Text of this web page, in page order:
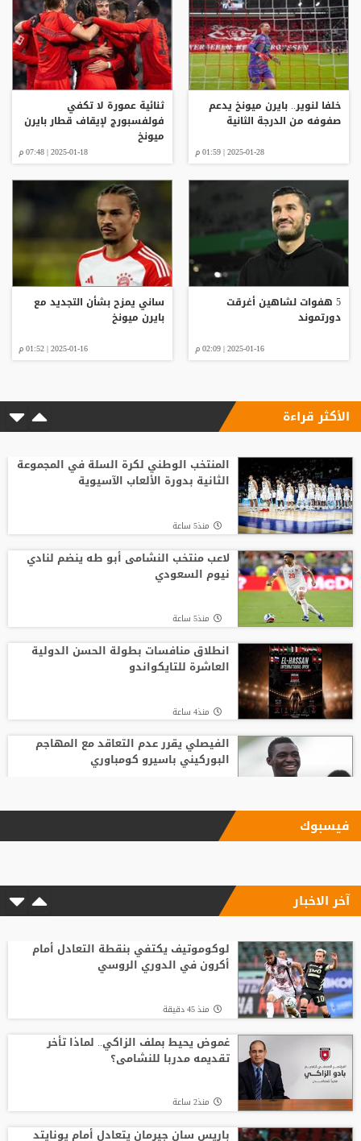
خلفا لنوير.. بايرن ميونخ يدعم
صفوفه من الدرجة الثانية
2025-01-28 | 01:59 م
ثنائية عمورة لا تكفي
فولفسبورج لإيقاف قطار بايرن
ميونخ
2025-01-18 | 07:48 م
5 هفوات لشاهين أغرقت
دورتموند
2025-01-16 | 02:09 م
ساني يمزح بشأن التجديد مع
بايرن ميونخ
2025-01-16 | 01:52 م
الأكثر قراءة
المنتخب الوطني لكرة السلة في المجموعة
الثانية بدورة الألعاب الآسيوية
منذ5 ساعة
لاعب منتخب النشامى أبو طه ينضم لنادي
نيوم السعودي
منذ5 ساعة
انطلاق منافسات بطولة الحسن الدولية
العاشرة للتايكواندو
منذ4 ساعة
الفيصلي يقرر عدم التعاقد مع المهاجم
البوركيني باسيرو كومباوري
"اليويفا" يؤكد دفع مستحقات نهاية الخدمة
حكم الفيديو المساعد لأول مرة
الاتحاد يواصل صدارة الدوري النسوي تحت 14
وفاة والد ليونيل ميسي عن 68 عاما
فيسبوك
آخر الاخبار
لوكوموتيف يكتفي بنقطة التعادل أمام
أكرون في الدوري الروسي
منذ 45 دقيقة
غموض يحيط بملف الزاكي.. لماذا تأخر
تقديمه مدربا للنشامى؟
منذ2 ساعة
باريس سان جيرمان يتعادل أمام يونايتد